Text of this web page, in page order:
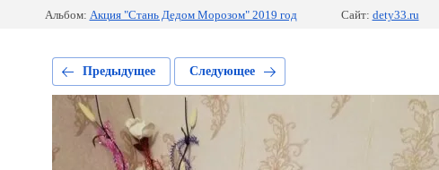
Альбом: Акция "Стань Дедом Морозом" 2019 год Сайт: dety33.ru
Предыдущее Следующее